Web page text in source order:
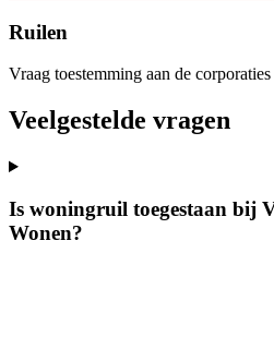
Ruilen
Vraag toestemming aan de
Veelgestelde vragen
Is woningruil toegestaan bij
Wonen?